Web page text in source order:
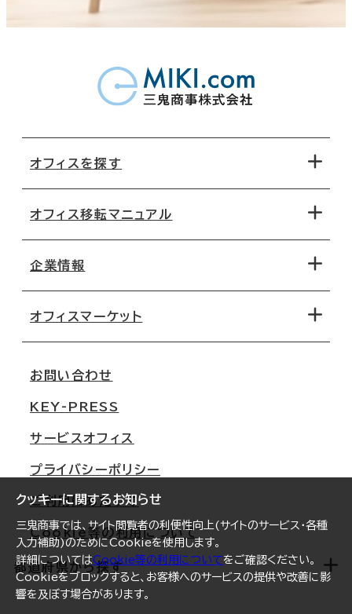
クッキーに関するお知らせ
三鬼商事では、サイト閲覧者の利便性向上(サイトのサービス・各種
入力補助)のためにCookieを使用します。
詳細についてはCookie等の利用についてをご確認ください。
Cookieをブロックすると、お客様へのサービスの提供や改善に影
響を及ぼす場合があります。
オフィスを探す
地図から探す
路線・駅から探す
オフィス移転マニュアル
移転コストシミュレーション
移転スケジュール
オフィス移転Q&A
企業情報
オフィスマーケット
大阪
名古屋
札幌
仙台
横浜
福岡
オフィスリポート
お問い合わせ
KEY-PRESS
サービスオフィス
プライバシーポリシー
ご利用にあたって
Cookie等の利用について
都道府県から探す